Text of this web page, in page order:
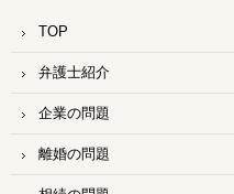
TOP
弁護士紹介
企業の問題
離婚の問題